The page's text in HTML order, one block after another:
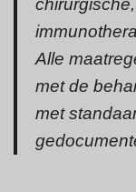
Alle
met de
met